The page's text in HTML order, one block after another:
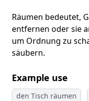
Räumen bedeutet,
entfernen oder sie
um Ordnung zu
säubern.
Example use
den Tisch räumen